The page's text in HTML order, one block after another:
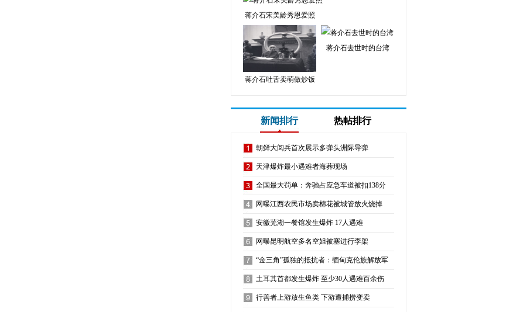
蒋介石宋美龄秀恩爱照
蒋介石吐舌卖萌做炒饭
蒋介石去世时的台湾
新闻排行 热帖排行
朝鲜大阅兵首次展示多弹头洲际导弹
天津爆炸最小遇难者海葬现场
全国最大罚单：奔驰占应急车道被扣138分
网曝江西农民市场卖棉花被城管放火烧掉
安徽芜湖一餐馆发生爆炸 17人遇难
网曝昆明航空多名空姐被塞进行李架
“金三角”孤独的抵抗者：缅甸克伦族解放军
土耳其首都发生爆炸 至少30人遇难百余伤
行善者上游放生鱼类 下游遭捕捞变卖